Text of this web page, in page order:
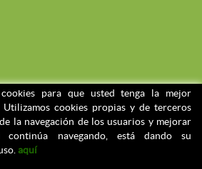
para que usted tenga la mejor
cookies propias y de terceros
la navegación de los usuarios y mejorar
continúa navegando, está dando su
aquí